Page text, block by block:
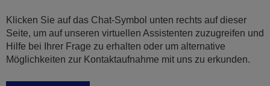
Klicken Sie auf das Chat-Symbol unten rechts auf dieser
Seite, um auf unseren virtuellen Assistenten zuzugreifen und
Hilfe bei Ihrer Frage zu erhalten oder um alternative
Möglichkeiten zur Kontaktaufnahme mit uns zu erkunden.